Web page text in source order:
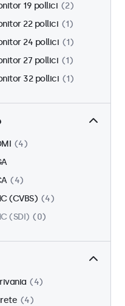
19 pollici
2
22 pollici
1
24 pollici
1
27 pollici
1
32 pollici
1
4
4
(CVBS)
4
(SDI)
0
4
4